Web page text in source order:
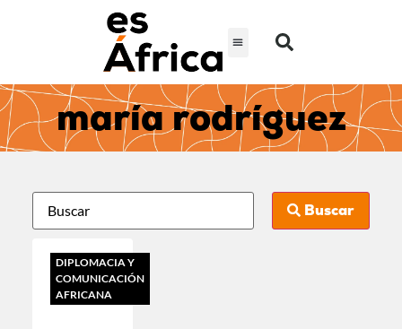
maría rodríguez
Buscar
DIPLOMACIA Y
COMUNICACIÓN
AFRICANA